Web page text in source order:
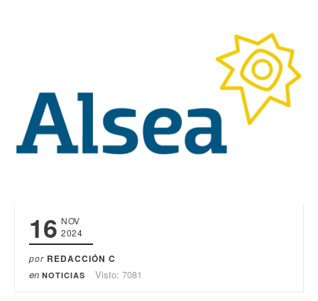
16 NOV
2024
por REDACCIÓN C
en NOTICIAS Visto: 7081